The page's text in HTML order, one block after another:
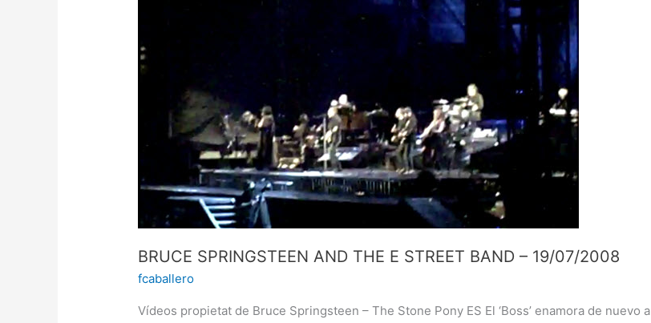
BRUCE SPRINGSTEEN AND THE E STREET BAND – 19/07/2008
fcaballero
Vídeos propietat de Bruce Springsteen – The Stone Pony ES El ‘Boss’ enamora de nuevo a
BAND
19/07/2008